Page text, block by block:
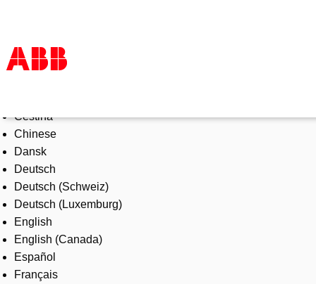
Products & Solutions
Industries
Services
About us
Where to buy
Contact us
Careers
Čeština
Chinese
Dansk
Deutsch
Deutsch (Schweiz)
Deutsch (Luxemburg)
English
English (Canada)
Español
Français